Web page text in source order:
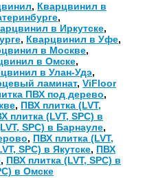
, Кварцвинил в
,
в Иркутске,
, Кварцвинил в Уфе,
в Москве,
в Омске,
в Улан-Удэ,
ламинат, ViFloor
ПВХ под дерево,
, ПВХ плитка (LVT,
плитка (LVT, SPC) в
SPC) в Барнауле,
, ПВХ плитка (LVT,
SPC) в Якутске, ПВХ
, ПВХ плитка (LVT, SPC) в
в Омске